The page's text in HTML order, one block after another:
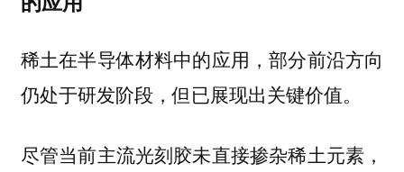
稀土在半导体材料中的应用，部分前沿方向
仍处于研发阶段，但已展现出关键价值。
尽管当前主流光刻胶未直接掺杂稀土元素，